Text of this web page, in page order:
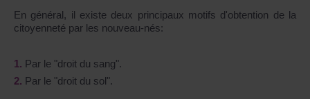
En général, il existe deux principaux motifs d'obtention de la
citoyenneté par les nouveau-nés:
Par le "droit du sang".
Par le "droit du sol".